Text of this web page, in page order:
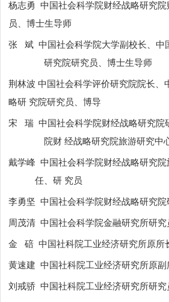
杨志勇
中国社会科学院财经战略研究
员、博士生导师
张 斌 中国社会科学院大学副校长、中
研究院研究员、博士生导师
荆林波 中国社会科学评价研究院院长、
略研 究院研究员、博导
宋 瑞 中国社会科学院财经战略研究院
院财 经战略研究院旅游研究中
戴学峰 中国社会科学院财经战略研究
任、研 究员
李勇坚 中国社会科学院财经战略研究院
周茂清 中国社会科学院金融研究所研
金 碚 中国社科院工业经济研究所原所
黄速建 中国社科院工业经济研究所原
刘戒骄 中国社科院工业经济研究所研究